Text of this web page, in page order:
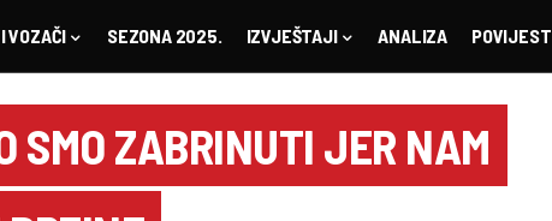
VOZAČI SEZONA 2025. IZVJEŠTAJI ANALIZA POVIJEST
SMO ZABRINUTI JER NAM